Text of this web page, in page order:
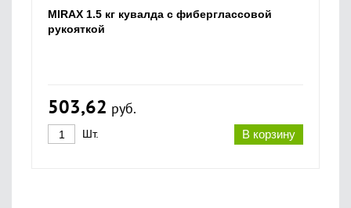
MIRAX 1.5 кг кувалда с фиберглассовой
рукояткой
503,62 руб.
В корзину
Шт.